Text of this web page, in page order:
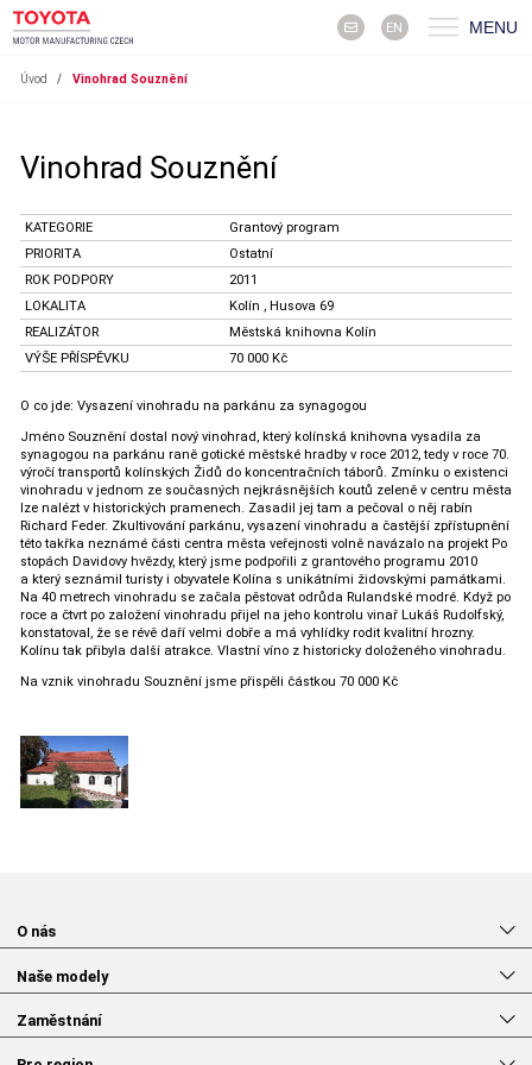
EN MENU
Úvod / Vinohrad Souznění
Vinohrad Souznění
KATEGORIE
Grantový program
PRIORITA
Ostatní
ROK PODPORY
2011
LOKALITA
Kolín , Husova 69
REALIZÁTOR
Městská knihovna Kolín
VÝŠE PŘÍSPĚVKU
70 000 Kč
O co jde: Vysazení vinohradu na parkánu za synagogou
Jméno Souznění dostal nový vinohrad, který kolínská knihovna vysadila za
synagogou na parkánu raně gotické městské hradby v roce 2012, tedy v roce 70.
výročí transportů kolínských Židů do koncentračních táborů. Zmínku o existenci
vinohradu v jednom ze současných nejkrásnějších koutů zeleně v centru města
lze nalézt v historických pramenech. Zasadil jej tam a pečoval o něj rabín
Richard Feder. Zkultivování parkánu, vysazení vinohradu a častější zpřístupnění
této takřka neznámé části centra města veřejnosti volně navázalo na projekt Po
stopách Davidovy hvězdy, který jsme podpořili z grantového programu 2010
a který seznámil turisty i obyvatele Kolína s unikátními židovskými památkami.
Na 40 metrech vinohradu se začala pěstovat odrůda Rulandské modré. Když po
roce a čtvrt po založení vinohradu přijel na jeho kontrolu vinař Lukáš Rudolfský,
konstatoval, že se révě daří velmi dobře a má vyhlídky rodit kvalitní hrozny.
Kolínu tak přibyla další atrakce. Vlastní víno z historicky doloženého vinohradu.
Na vznik vinohradu Souznění jsme přispěli částkou 70 000 Kč
O nás
Naše modely
Zaměstnání